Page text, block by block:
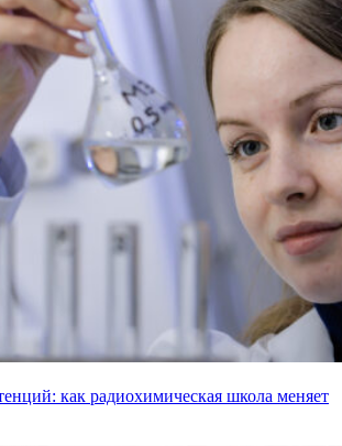
как радиохимическая школа меняет